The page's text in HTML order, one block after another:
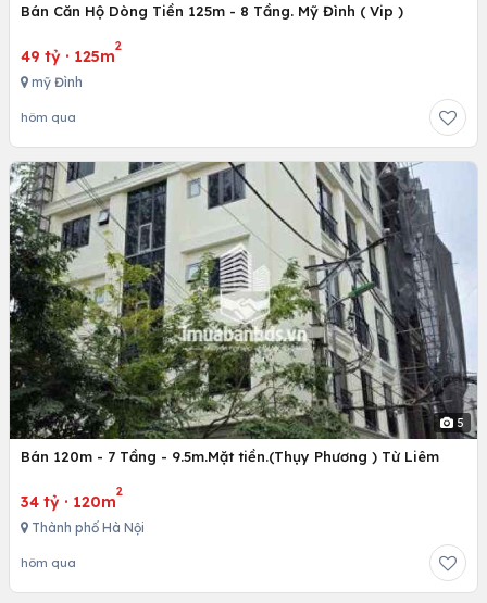
Bán Căn Hộ Dòng Tiền 125m - 8 Tầng. Mỹ Đình ( Vip )
49 tỷ · 125m
2
mỹ Đình
hôm qua
5
Bán 120m - 7 Tầng - 9.5m.Mặt tiền.(Thụy Phương ) Từ Liêm
34 tỷ · 120m
2
Thành phố Hà Nội
hôm qua